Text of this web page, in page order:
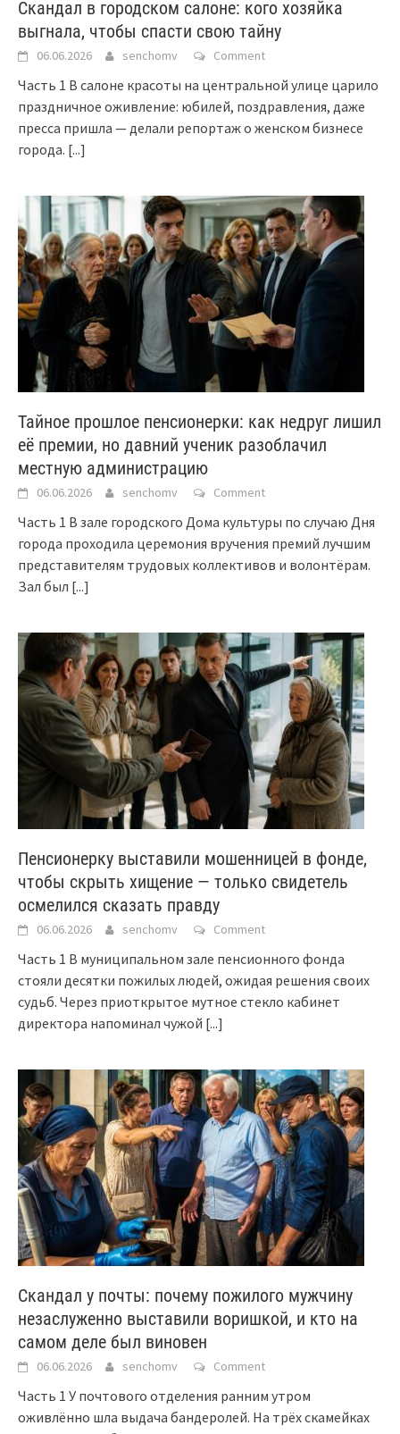
Скандал в городском салоне: кого хозяйка
выгнала, чтобы спасти свою тайну
06.06.2026 senchomv Comment
Часть 1 В салоне красоты на центральной улице царило
праздничное оживление: юбилей, поздравления, даже
пресса пришла — делали репортаж о женском бизнесе
города. [...]
Тайное прошлое пенсионерки: как недруг лишил
её премии, но давний ученик разоблачил
местную администрацию
06.06.2026 senchomv Comment
Часть 1 В зале городского Дома культуры по случаю Дня
города проходила церемония вручения премий лучшим
представителям трудовых коллективов и волонтёрам.
Зал был [...]
Пенсионерку выставили мошенницей в фонде,
чтобы скрыть хищение — только свидетель
осмелился сказать правду
06.06.2026 senchomv Comment
Часть 1 В муниципальном зале пенсионного фонда
стояли десятки пожилых людей, ожидая решения своих
судьб. Через приоткрытое мутное стекло кабинет
директора напоминал чужой [...]
Скандал у почты: почему пожилого мужчину
незаслуженно выставили воришкой, и кто на
самом деле был виновен
06.06.2026 senchomv Comment
Часть 1 У почтового отделения ранним утром
оживлённо шла выдача бандеролей. На трёх скамейках